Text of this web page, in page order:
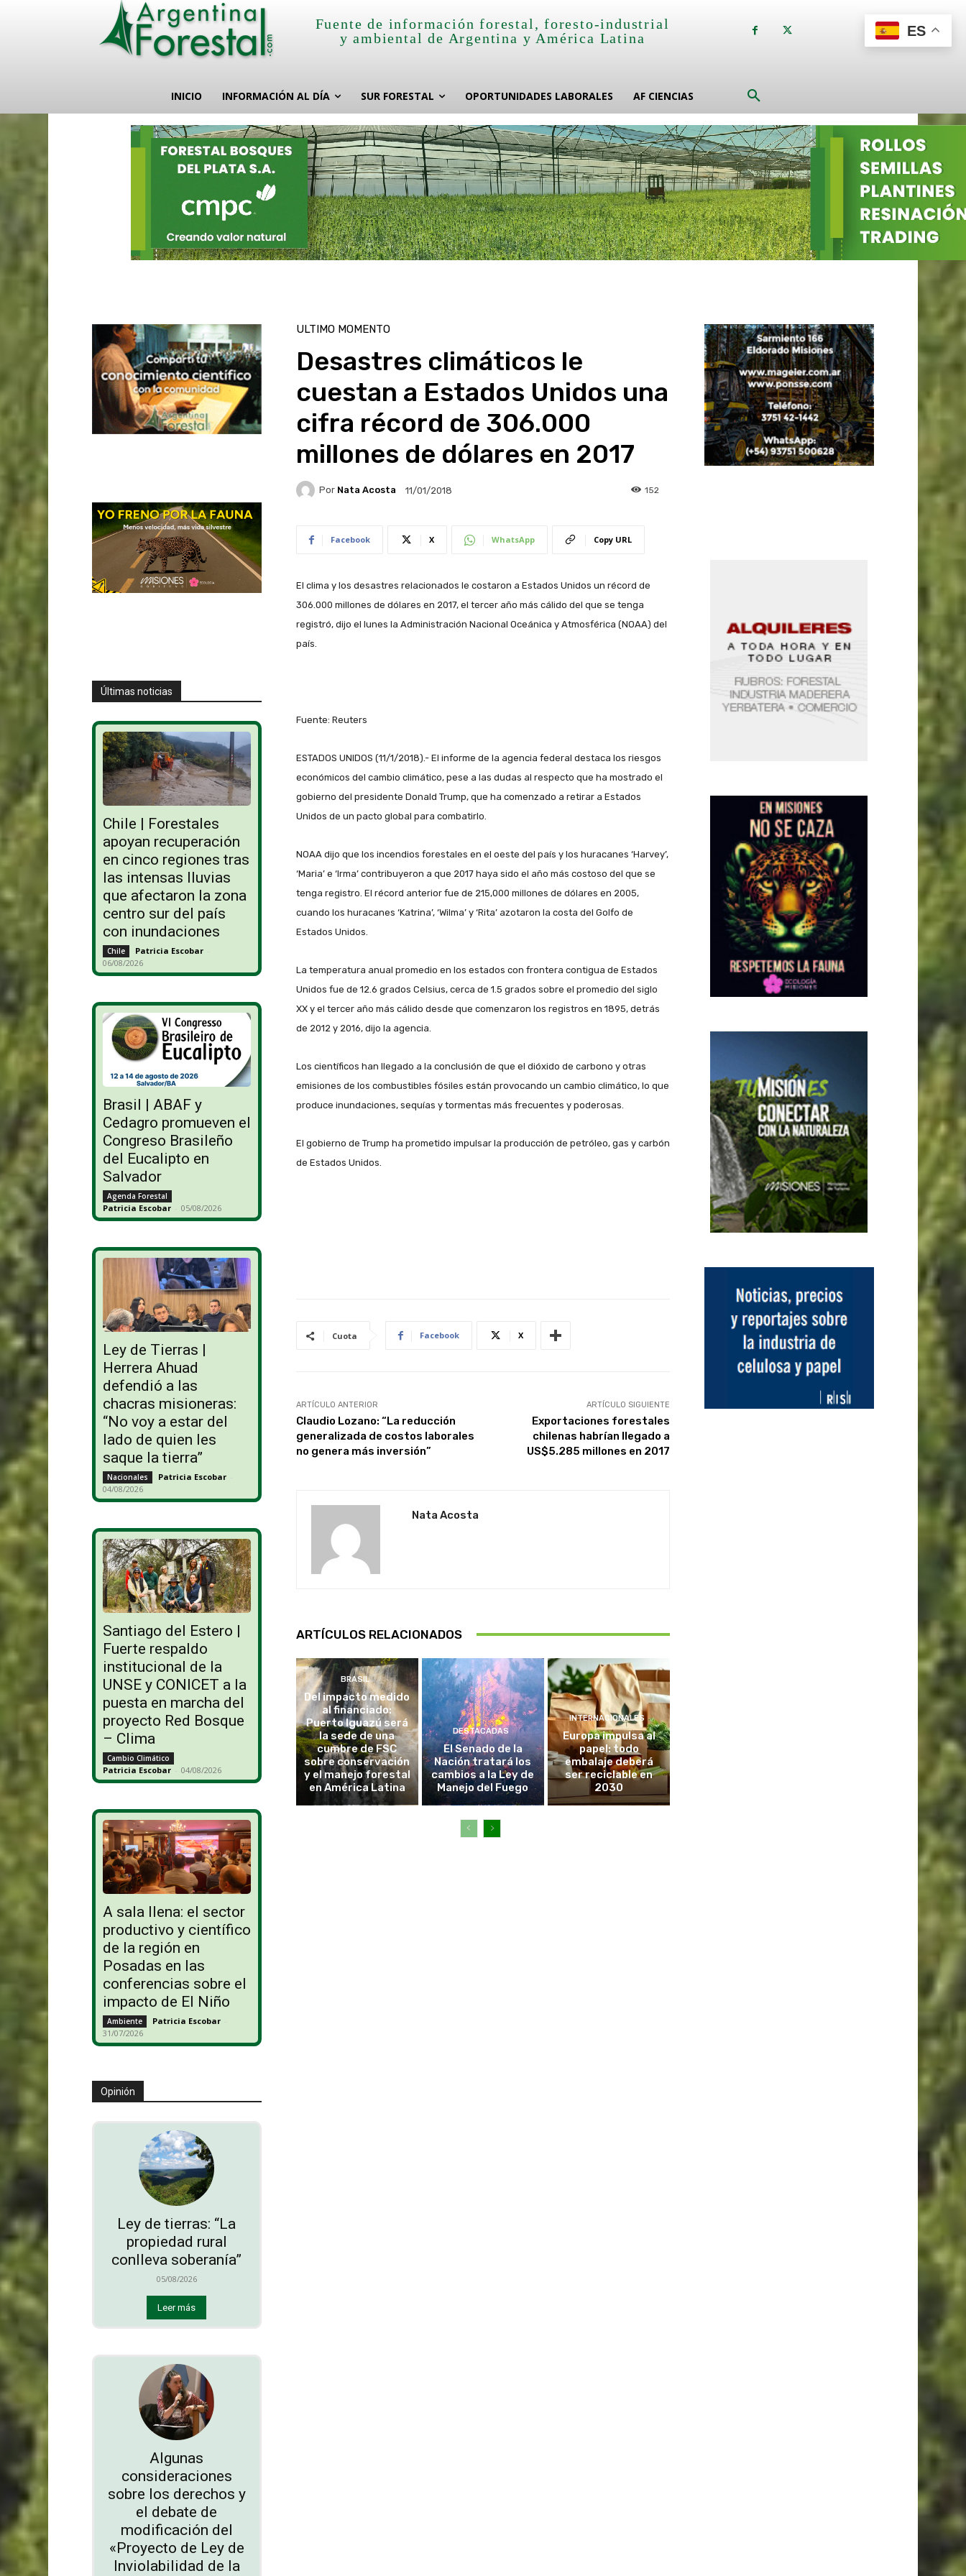
Fuente de información forestal, foresto-industrial
y ambiental de Argentina y América Latina
INICIO INFORMACIÓN AL DÍA SUR FORESTAL OPORTUNIDADES LABORALES AF CIENCIAS
Últimas noticias
Chile | Forestales
apoyan recuperación
en cinco regiones tras
las intensas lluvias
que afectaron la zona
centro sur del país
con inundaciones
Chile Patricia Escobar -
06/08/2026
Brasil | ABAF y
Cedagro promueven el
Congreso Brasileño
del Eucalipto en
Salvador
Agenda Forestal
Patricia Escobar - 05/08/2026
Ley de Tierras |
Herrera Ahuad
defendió a las
chacras misioneras:
“No voy a estar del
lado de quien les
saque la tierra”
Nacionales Patricia Escobar -
04/08/2026
Santiago del Estero |
Fuerte respaldo
institucional de la
UNSE y CONICET a la
puesta en marcha del
proyecto Red Bosque
– Clima
Cambio Climático
Patricia Escobar - 04/08/2026
A sala llena: el sector
productivo y científico
de la región en
Posadas en las
conferencias sobre el
impacto de El Niño
Ambiente Patricia Escobar -
31/07/2026
Opinión
Ley de tierras: “La
propiedad rural
conlleva soberanía”
05/08/2026
Leer más
Algunas
consideraciones
sobre los derechos y
el debate de
modificación del
«Proyecto de Ley de
Inviolabilidad de la
ULTIMO MOMENTO
Desastres climáticos le
cuestan a Estados Unidos una
cifra récord de 306.000
millones de dólares en 2017
Por Nata Acosta 11/01/2018 152
Facebook X WhatsApp Copy URL
El clima y los desastres relacionados le costaron a Estados Unidos un récord de
306.000 millones de dólares en 2017, el tercer año más cálido del que se tenga
registró, dijo el lunes la Administración Nacional Oceánica y Atmosférica (NOAA) del
país.
Fuente: Reuters
ESTADOS UNIDOS (11/1/2018).- El informe de la agencia federal destaca los riesgos
económicos del cambio climático, pese a las dudas al respecto que ha mostrado el
gobierno del presidente Donald Trump, que ha comenzado a retirar a Estados
Unidos de un pacto global para combatirlo.
NOAA dijo que los incendios forestales en el oeste del país y los huracanes ‘Harvey’,
‘Maria’ e ‘Irma’ contribuyeron a que 2017 haya sido el año más costoso del que se
tenga registro. El récord anterior fue de 215,000 millones de dólares en 2005,
cuando los huracanes ‘Katrina’, ‘Wilma’ y ‘Rita’ azotaron la costa del Golfo de
Estados Unidos.
La temperatura anual promedio en los estados con frontera contigua de Estados
Unidos fue de 12.6 grados Celsius, cerca de 1.5 grados sobre el promedio del siglo
XX y el tercer año más cálido desde que comenzaron los registros en 1895, detrás
de 2012 y 2016, dijo la agencia.
Los científicos han llegado a la conclusión de que el dióxido de carbono y otras
emisiones de los combustibles fósiles están provocando un cambio climático, lo que
produce inundaciones, sequías y tormentas más frecuentes y poderosas.
El gobierno de Trump ha prometido impulsar la producción de petróleo, gas y carbón
de Estados Unidos.
Cuota Facebook X
ARTÍCULO ANTERIOR
Claudio Lozano: “La reducción
generalizada de costos laborales
no genera más inversión”
ARTÍCULO SIGUIENTE
Exportaciones forestales
chilenas habrían llegado a
US$5.285 millones en 2017
Nata Acosta
ARTÍCULOS RELACIONADOS
BRASIL
Del impacto medido
al financiado:
Puerto Iguazú será
la sede de una
cumbre de FSC
sobre conservación
y el manejo forestal
en América Latina
DESTACADAS
El Senado de la
Nación tratará los
cambios a la Ley de
Manejo del Fuego
INTERNACIONALES
Europa impulsa al
papel: todo
embalaje deberá
ser reciclable en
2030
ES